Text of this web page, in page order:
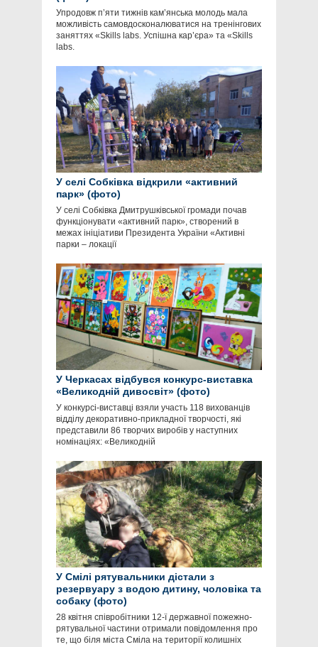
Упродовж пʼяти тижнів кам’янська молодь мала
можливість самовдосконалюватися на тренінгових
заняттях «Skills labs. Успішна кар’єра» та «Skills
labs.
У селі Собківка відкрили «активний
парк» (фото)
У селі Собківка Дмитрушківської громади почав
функціонувати «активний парк», створений в
межах ініціативи Президента України «Активні
парки – локації
У Черкасах відбувся конкурс-виставка
«Великодній дивосвіт» (фото)
У конкурсі-виставці взяли участь 118 вихованців
відділу декоративно-прикладної творчості, які
представили 86 творчих виробів у наступних
номінаціях: «Великодній
У Смілі рятувальники дістали з
резервуару з водою дитину, чоловіка та
собаку (фото)
28 квітня співробітники 12-ї державної пожежно-
рятувальної частини отримали повідомлення про
те, що біля міста Сміла на території колишніх